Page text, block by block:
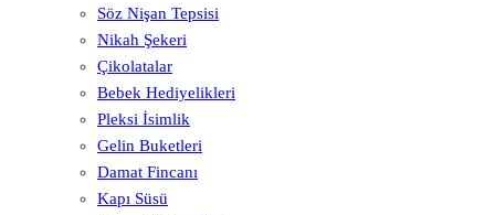
Söz Nişan Tepsisi
Nikah Şekeri
Çikolatalar
Bebek Hediyelikleri
Pleksi İsimlik
Gelin Buketleri
Damat Fincanı
Kapı Süsü